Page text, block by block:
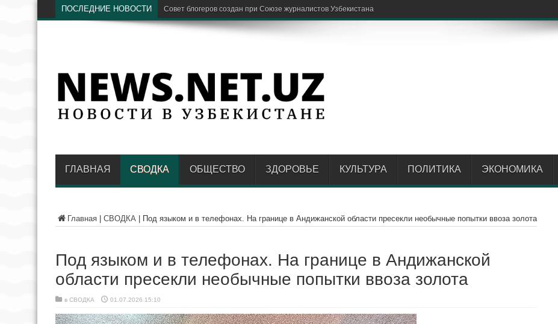
ПОСЛЕДНИЕ НОВОСТИ Пр
ГЛАВНАЯ СВОДКА ОБЩЕСТВО ЗДОРОВЬЕ КУЛЬТУРА ПОЛИТИКА ЭКОНОМИКА
Главная СВОДКА Под языком и в телефонах. На границе в Андижанской области пресекли необычные попытки ввоза золота
Под языком и в телефонах. На границе в Андижанской
области пресекли необычные попытки ввоза золота
в СВОДКА 01.07.2026 15:10